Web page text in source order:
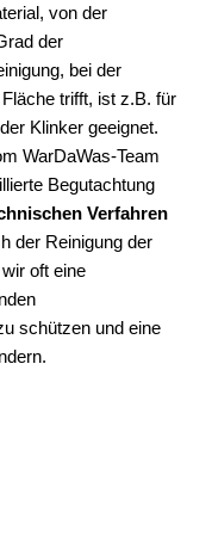
von der
der
bei der
trifft, ist z.B. für
Klinker geeignet.
WarDaWas-Team
Begutachtung
Verfahren
der Reinigung der
oft eine
schützen und eine